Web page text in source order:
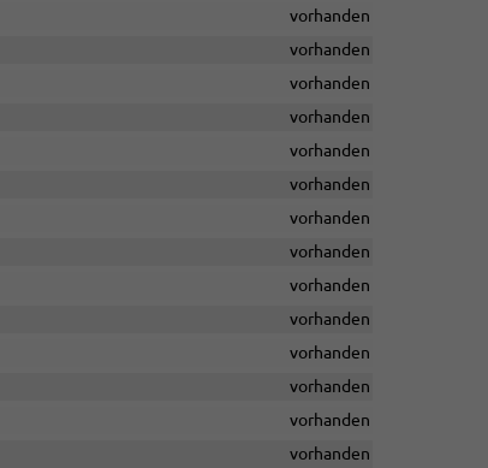
vorhanden
vorhanden
vorhanden
vorhanden
vorhanden
vorhanden
vorhanden
vorhanden
vorhanden
vorhanden
vorhanden
vorhanden
vorhanden
vorhanden